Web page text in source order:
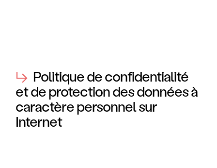
↳ Politique de confidentialité
et de protection des données à
caractère personnel sur
Internet